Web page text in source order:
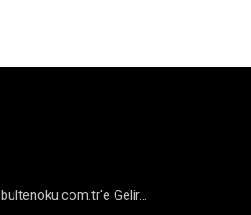
Gelir...